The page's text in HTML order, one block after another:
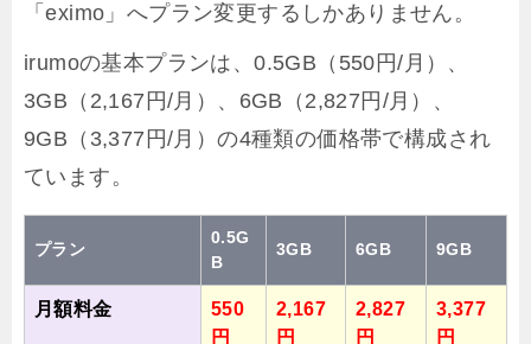
「eximo」へプラン変更するしかありません。
irumoの基本プランは、0.5GB（550円/月）、
3GB（2,167円/月）、6GB（2,827円/月）、
9GB（3,377円/月）の4種類の価格帯で構成され
ています。
プラン
0.5G
B
3GB 6GB 9GB
月額料金
550
円
2,167
円
2,827
円
3,377
円